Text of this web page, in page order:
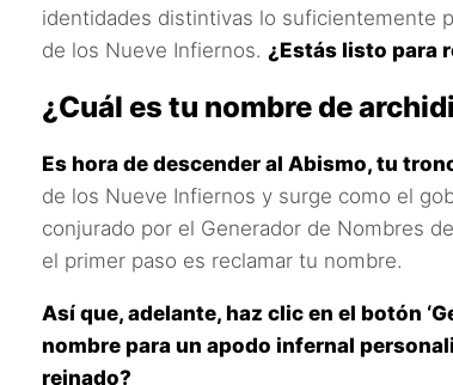
identidades distintivas lo suficientemente
de los Nueve Infiernos. ¿Estás listo para
¿Cuál es tu nombre de
Es hora de descender al Abismo, tu
de los Nueve Infiernos y surge como el
conjurado por el Generador de Nombres
el primer paso es reclamar tu nombre.
Así que, adelante, haz clic en el botón
nombre para un apodo infernal
reinado?